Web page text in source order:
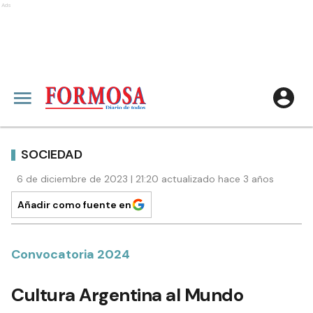
Ads
SOCIEDAD
6 de diciembre de 2023 | 21:20 actualizado hace 3 años
Añadir como fuente en
Convocatoria 2024
Cultura Argentina al Mundo